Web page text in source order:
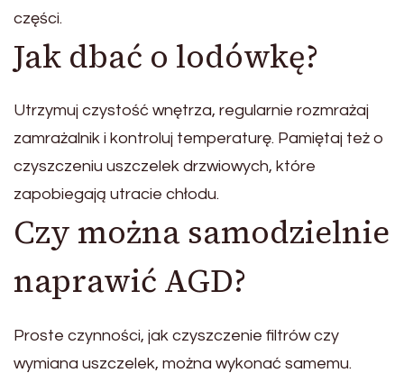
części.
Jak dbać o lodówkę?
Utrzymuj czystość wnętrza, regularnie rozmrażaj
zamrażalnik i kontroluj temperaturę. Pamiętaj też o
czyszczeniu uszczelek drzwiowych, które
zapobiegają utracie chłodu.
Czy można samodzielnie
naprawić AGD?
Proste czynności, jak czyszczenie filtrów czy
wymiana uszczelek, można wykonać samemu.